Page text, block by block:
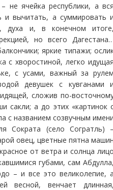
не ячейка республики, а
и вычитать, а суммировать
духа и, в конечном
но всего
яркие типажи;
с хворостиной, легко
с усами, важный за
девушек с кувганами
сложив по-
сакли; а до этих «картинок
с названием созвучным
Сократа (село Согратль)
овец, цветные пятна
от ветра и солнца
губами, сам
– и все это великолепие,
весной, венчает